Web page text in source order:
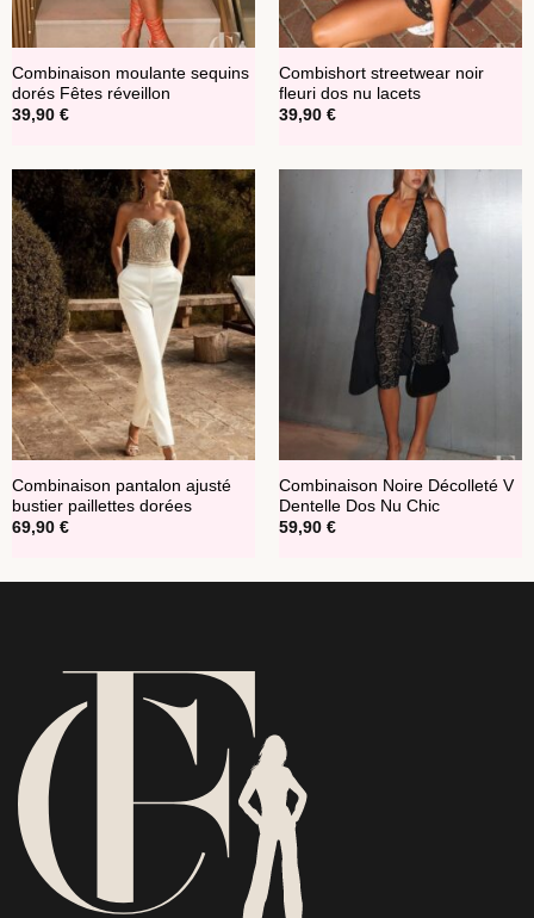
Combinaison moulante sequins
dorés Fêtes réveillon
39,90 €
Combishort streetwear noir
fleuri dos nu lacets
39,90 €
Combinaison pantalon ajusté
bustier paillettes dorées
69,90 €
Combinaison Noire Décolleté V
Dentelle Dos Nu Chic
59,90 €